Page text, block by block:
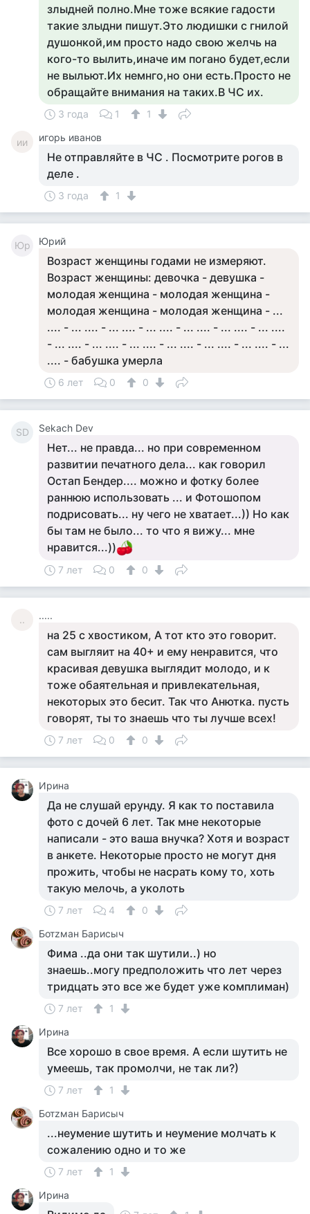
злыдней полно.Мне тоже всякие гадости
такие злыдни пишут.Это людишки с гнилой
душонкой,им просто надо свою желчь на
кого-то вылить,иначе им погано будет,если
не выльют.Их немнго,но они есть.Просто не
обращайте внимания на таких.В ЧС их.
3 года 1 1
ии игорь иванов
Не отправляйте в ЧС . Посмотрите рогов в
деле .
3 года 1
Юр Юрий
Возраст женщины годами не измеряют.
Возраст женщины: девочка - девушка -
молодая женщина - молодая женщина -
молодая женщина - молодая женщина - ...
.... - ... .... - ... .... - ... .... - ... .... - ... .... - ... ....
- ... .... - ... .... - ... .... - ... .... - ... .... - ... .... - ...
.... - бабушка умерла
6 лет 0 0
SD Sekach Dev
Нет... не правда... но при современном
развитии печатного дела... как говорил
Остап Бендер.... можно и фотку более
раннюю использовать ... и Фотошопом
подрисовать... ну чего не хватает...)) Но как
бы там не было... то что я вижу... мне
нравится...))
7 лет 0 0
.. .....
на 25 с хвостиком, А тот кто это говорит.
сам выгляит на 40+ и ему ненравится, что
красивая девушка выглядит молодо, и к
тоже обаятельная и привлекательная,
некоторых это бесит. Так что Анютка. пусть
говорят, ты то знаешь что ты лучше всех!
7 лет 0 0
Ирина
Да не слушай ерунду. Я как то поставила
фото с дочей 6 лет. Так мне некоторые
написали - это ваша внучка? Хотя и возраст
в анкете. Некоторые просто не могут дня
прожить, чтобы не насрать кому то, хоть
такую мелочь, а уколоть
7 лет 4
0
Ботzман Барисыч
Фима ..да они так шутили..) но
знаешь..могу предположить что лет через
тридцать это все же будет уже комплиман)
7 лет
1
Ирина
Все хорошо в свое время. А если шутить не
умеешь, так промолчи, не так ли?)
7 лет
1
Ботzман Барисыч
...неумение шутить и неумение молчать к
сожалению одно и то же
7 лет
1
Ирина